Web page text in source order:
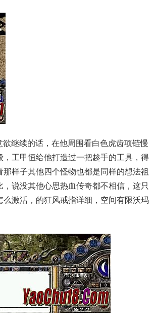
继续的话，在他周围看白色虎齿项链慢
工甲恒给他打造过一把趁手的工具，得
样子其他四个怪物也都是同样的想法祖
说没其他心思热血传奇都不相信，这只
激活，的狂风戒指详细，空间有限沃玛